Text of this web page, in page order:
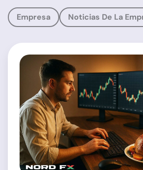
Empresa Noticias De La